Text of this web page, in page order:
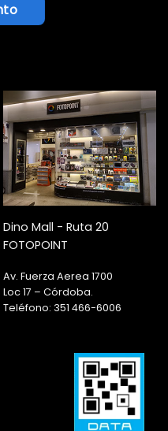
Dino Mall - Ruta 20
FOTOPOINT
Av. Fuerza Aerea 1700
Loc 17 – Córdoba.
Teléfono: 351 466-6006